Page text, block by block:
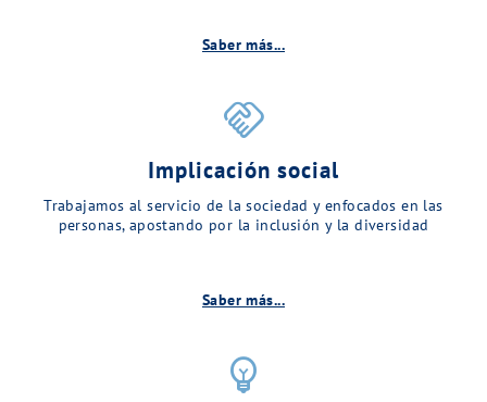
Saber más...
handshake
Implicación social
Trabajamos al servicio de la sociedad y enfocados en las
personas, apostando por la inclusión y la diversidad
Saber más...
emoji_objects